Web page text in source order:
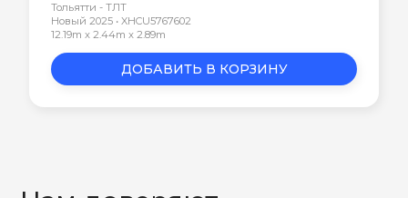
Тольятти - ТЛТ
Новый 2025 • XHCU5767602
12.19m x 2.44m x 2.89m
ДОБАВИТЬ В КОРЗИНУ